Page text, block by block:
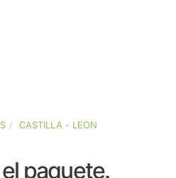
CASTILLA - LEON
paquete.